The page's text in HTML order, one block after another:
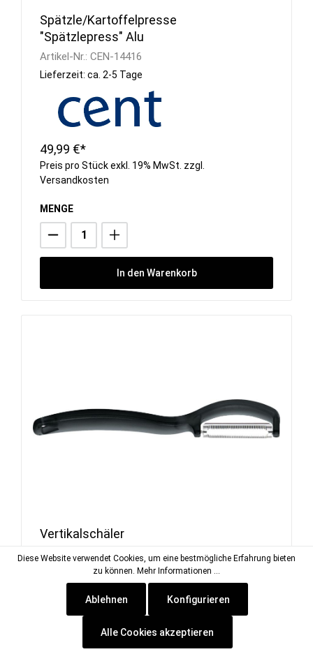
Spätzle/Kartoffelpresse
"Spätzlepress" Alu
Artikel-Nr.: CEN-14416
Lieferzeit: ca. 2-5 Tage
49,99 €*
Preis pro Stück exkl. 19% MwSt. zzgl.
Versandkosten
MENGE
In den Warenkorb
Vertikalschäler
CEN-40220
Diese Website verwendet Cookies, um eine bestmögliche Erfahrung bieten
zu können. Mehr Informationen ...
Ablehnen Konfigurieren
Alle Cookies akzeptieren